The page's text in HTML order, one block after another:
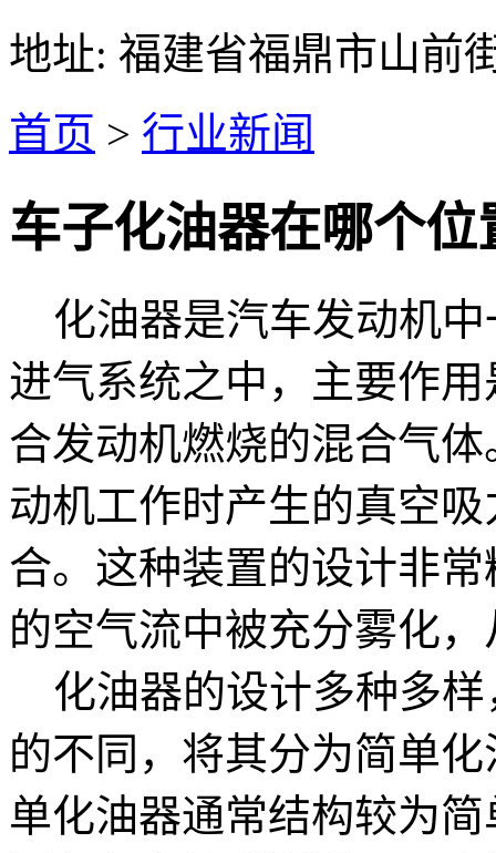
地址: 福建省福鼎市山前
首页 > 行业新闻
车子化油器在哪个位
化油器是汽车发动机中
进气系统之中，主要作
合发动机燃烧的混合气
动机工作时产生的真空
合。这种装置的设计非
的空气流中被充分雾化
化油器的设计多种多样
的不同，将其分为简单
单化油器通常结构较为